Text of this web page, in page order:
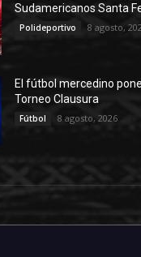
Sudamericanos Santa
Polideportivo 8 agosto,
El fútbol mercedino
Torneo Clausura
Fútbol 8 agosto, 2026